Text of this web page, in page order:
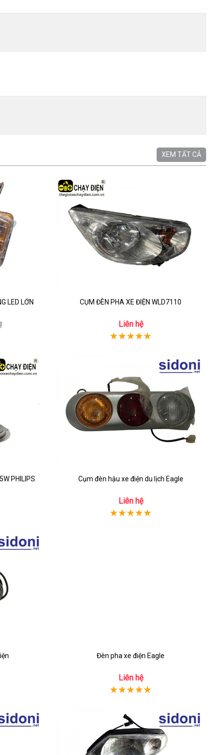
XEM TẤT CẢ
LED LỚN CỤM ĐÈN PHA XE ĐIỆN WLD7110
Liên hệ
PHILIPS Cụm đèn hậu xe điện du lịch Eagle
Liên hệ
Đèn pha xe điện Eagle
Liên hệ